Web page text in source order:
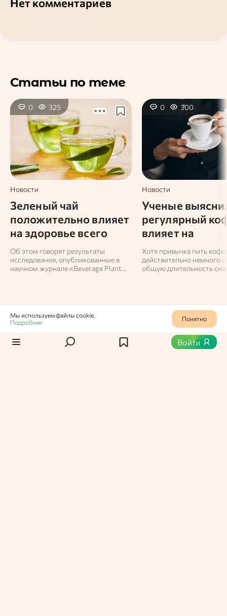
Нет комментариев
Статьи по теме
0 325
Новости
Зеленый чай
положительно влияет
на здоровье всего
организма
Об этом говорят результаты
исследования, опубликованные в
научном журнале «Beverage Plant
0 300
Новости
Ученые
регулярный
влияет на
глубину сна
Хотя привычка пить кофе
действительно немного
общую длительность
Статьи / Как правильно
Войти
Мы используем файлы cookie.
Подробнее
Понятно